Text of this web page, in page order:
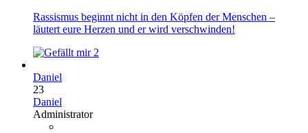
Rassismus beginnt nicht in den Köpfen der Menschen –
läutert eure Herzen und er wird verschwinden!
2
Daniel
23
Daniel
Administrator